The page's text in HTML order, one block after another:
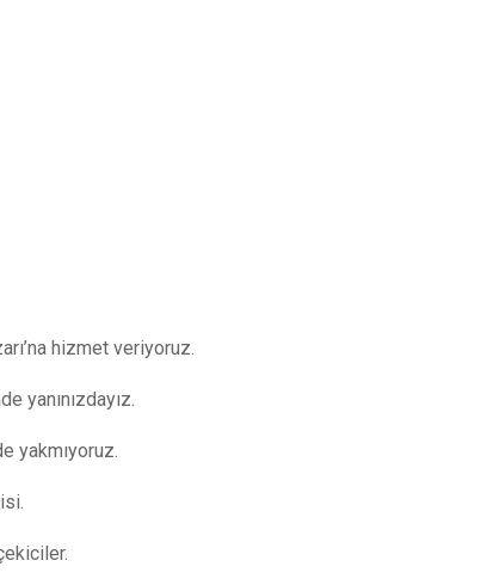
hizmet veriyoruz.
yanınızdayız.
yakmıyoruz.